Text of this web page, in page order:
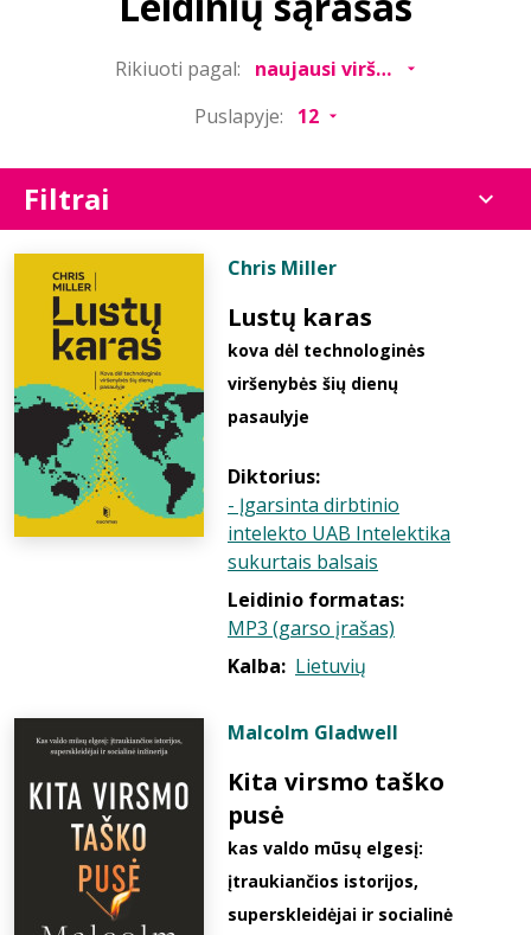
Rikiuoti pagal:
Puslapyje:
Filtrai
Chris Miller
Lustų karas
kova dėl technologinės
viršenybės šių dienų
pasaulyje
Diktorius:
- Įgarsinta dirbtinio
intelekto UAB Intelektika
sukurtais balsais
Leidinio formatas:
MP3 (garso įrašas)
Kalba: Lietuvių
Malcolm Gladwell
Kita virsmo taško
pusė
kas valdo mūsų elgesį:
įtraukiančios istorijos,
superskleidėjai ir socialinė